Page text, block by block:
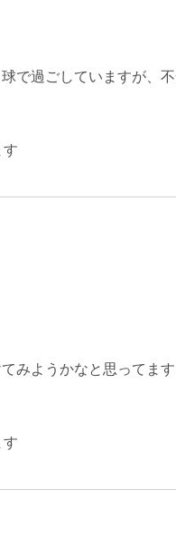
過ごしていますが、
す
みようかなと思ってます
す